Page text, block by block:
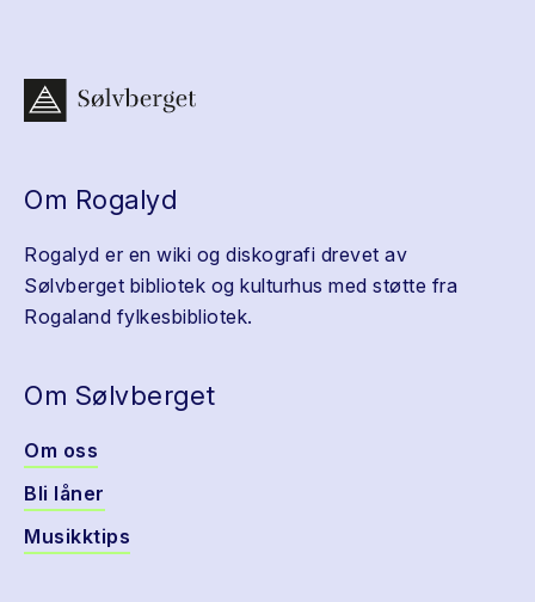
Om Rogalyd
Rogalyd er en wiki og diskografi drevet av
Sølvberget bibliotek og kulturhus med støtte fra
Rogaland fylkesbibliotek.
Om Sølvberget
Om oss
Bli låner
Musikktips